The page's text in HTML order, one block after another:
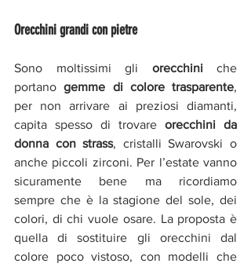
Orecchini grandi con pietre
Sono moltissimi gli orecchini che
portano gemme di colore trasparente,
per non arrivare ai preziosi diamanti,
capita spesso di trovare orecchini da
donna con strass, cristalli Swarovski o
anche piccoli zirconi. Per l’estate vanno
sicuramente bene ma ricordiamo
sempre che è la stagione del sole, dei
colori, di chi vuole osare. La proposta è
quella di sostituire gli orecchini dal
colore poco vistoso, con modelli che